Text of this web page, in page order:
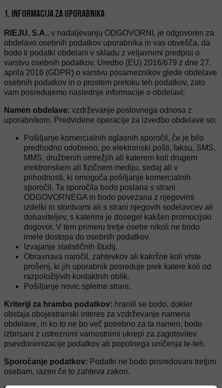
1. INFORMACIJA ZA UPORABNIKA
RIEJU, S.A., v nadaljevanju ODGOVORNI, je odgovoren za
obdelavo osebnih podatkov uporabnika in vas obvešča, da
bodo ti podatki obdelani v skladu z veljavnimi predpisi o
varstvu osebnih podatkov, Uredbo (EU) 2016/679 z dne 27.
aprila 2016 (GDPR) o varstvu posameznikov glede obdelave
osebnih podatkov in o prostem pretoku teh podatkov, zato
vam posredujemo naslednje informacije o obdelavi:
Namen obdelave: vzdrževanje poslovnega odnosa z
uporabnikom. Predvidene operacije za izvedbo obdelave so:
Pošiljanje komercialnih oglasnih sporočil, če je bilo
predhodno odobreno, po elektronski pošti, faksu, SMS,
MMS, družbenih omrežjih ali katerem koli drugem
elektronskem ali fizičnem mediju, sedaj ali v
prihodnosti, ki omogoča pošiljanje komercialnih
sporočil. Ta sporočila bodo poslana s strani
ODGOVORNEGA in bodo povezana z njegovimi
izdelki in storitvami ali s strani njegovih sodelavcev ali
dobaviteljev, s katerimi je dosegel kakšen promocijski
dogovor. V tem primeru tretje osebe nikoli ne bodo
imele dostopa do osebnih podatkov.
Izvajanje statističnih študij.
Obravnava naročil, zahtevkov ali kakršne koli vrste
prošenj, ki jih uporabnik posreduje prek katere koli od
razpoložljivih kontaktnih oblik.
Pošiljanje novic spletne strani.
Kriteriji za hrambo podatkov: hranili se bodo, dokler
obstaja obojestranski interes za vzdrževanje namena
obdelave, in ko to ne bo več potrebno za ta namen, bodo
izbrisani z ustreznimi varnostnimi ukrepi za zagotovitev
psevdonimizacije podatkov ali popolnega uničenja le-teh.
Sporočanje podatkov: Podatki ne bodo posredovani tretjim
osebam, razen če to zahteva zakon.